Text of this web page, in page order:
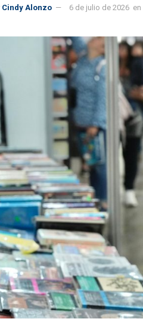
Cindy Alonzo 6 de julio de 2026 en